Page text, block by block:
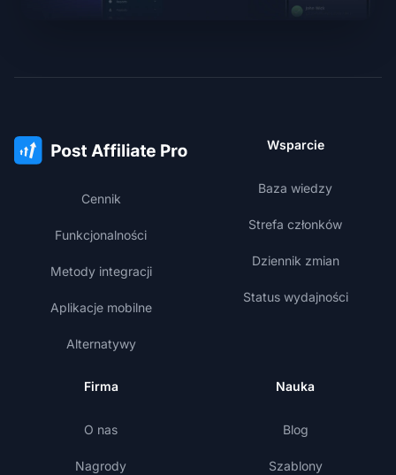
Cennik
Funkcjonalności
Metody integracji
Aplikacje mobilne
Alternatywy
Wsparcie
Baza wiedzy
Strefa członków
Dziennik zmian
Status wydajności
Firma
O nas
Nagrody
Nauka
Blog
Szablony